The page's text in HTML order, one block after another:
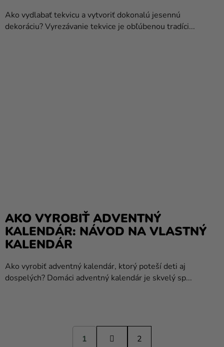
Ako vydlabať tekvicu a vytvoriť dokonalú jesennú
dekoráciu? Vyrezávanie tekvice je obľúbenou tradíci...
AKO VYROBIŤ ADVENTNÝ
KALENDÁR: NÁVOD NA VLASTNÝ
KALENDÁR
Ako vyrobiť adventný kalendár, ktorý poteší deti aj
dospelých? Domáci adventný kalendár je skvelý sp...
S
t
1
2